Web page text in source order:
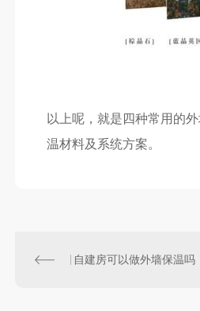
以上呢，就是四种常用的
温材料及系统方案。